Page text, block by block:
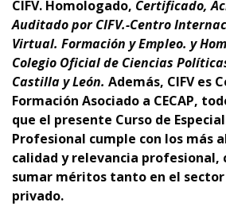
CIFV. Homologado, Certificado,
Auditado por CIFV.-Centro
Virtual. Formación y Empleo. y
Colegio Oficial de Ciencias
Castilla y León. Además, CIFV es
Formación Asociado a CECAP,
que el presente Curso de
Profesional cumple con los más
calidad y relevancia profesional,
sumar méritos tanto en el
privado.